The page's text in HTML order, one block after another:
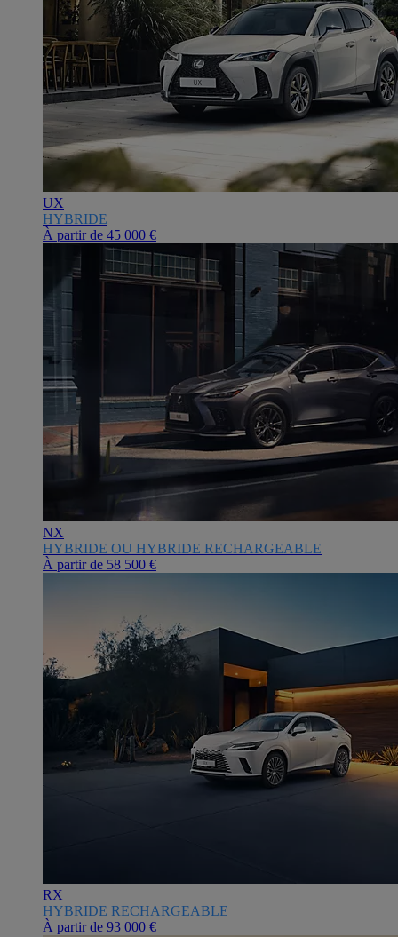
UX
HYBRIDE
À partir de 45 000 €
NX
HYBRIDE OU HYBRIDE RECHARGEABLE
À partir de 58 500 €
RX
HYBRIDE RECHARGEABLE
À partir de 93 000 €